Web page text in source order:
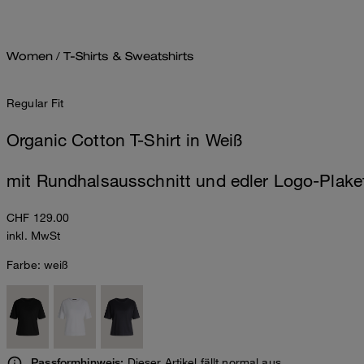
Women / T-Shirts & Sweatshirts
Regular Fit
Organic Cotton T-Shirt in Weiß
mit Rundhalsausschnitt und edler Logo-
CHF 129.00
inkl. MwSt
Farbe: weiß